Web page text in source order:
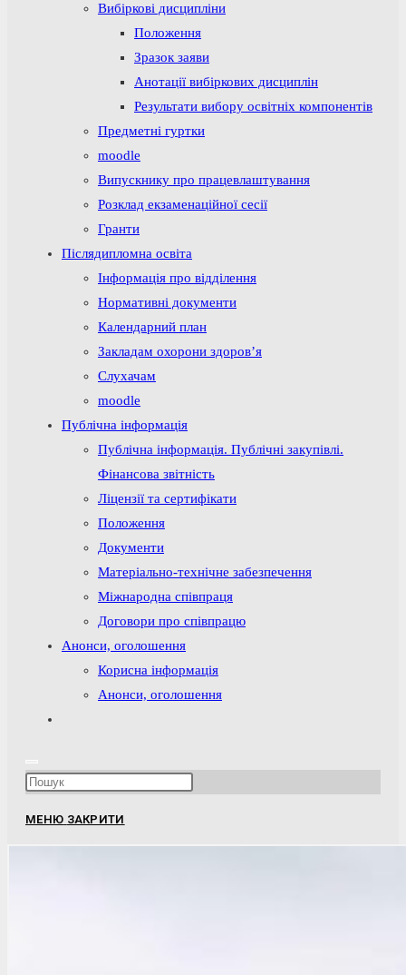
Вибіркові дисципліни
Положення
Зразок заяви
Анотації вибіркових дисциплін
Результати вибору освітніх компонентів
Предметні гуртки
moodle
Випускнику про працевлаштування
Розклад екзаменаційної сесії
Гранти
Післядипломна освіта
Інформація про відділення
Нормативні документи
Календарний план
Закладам охорони здоров’я
Слухачам
moodle
Публічна інформація
Публічна інформація. Публічні закупівлі.
Фінансова звітність
Ліцензії та сертифікати
Положення
Документи
Матеріально-технічне забезпечення
Міжнародна співпраця
Договори про співпрацю
Анонси, оголошення
Корисна інформація
Анонси, оголошення
веб-
сайті
МЕНЮ ЗАКРИТИ